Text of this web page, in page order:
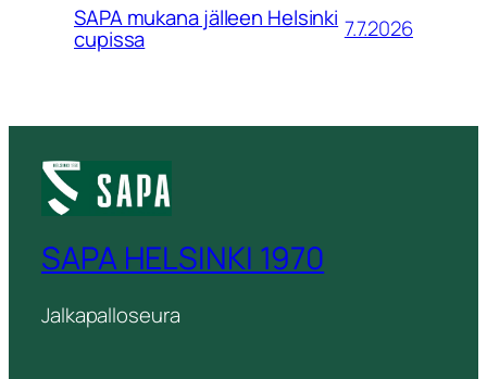
SAPA mukana jälleen Helsinki
cupissa 7.7.2026
SAPA HELSINKI 1970
Jalkapalloseura